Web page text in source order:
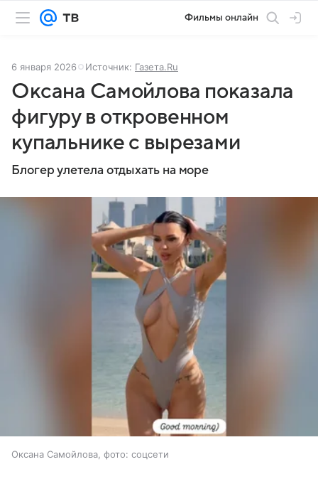
Фильмы онлайн
6 января 2026 Источник: Газета.Ru
Оксана Самойлова показала
фигуру в откровенном
купальнике с вырезами
Блогер улетела отдыхать на море
Оксана Самойлова, фото: соцсети